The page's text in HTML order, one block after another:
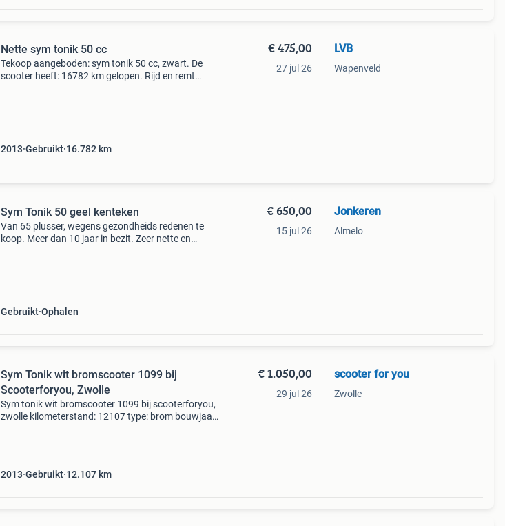
Nette sym tonik 50 cc
Tekoop aangeboden: sym tonik 50 cc, zwart. De
scooter heeft: 16782 km gelopen. Rijd en remt
2013 Gebruikt 16.782 km
€ 475,00
27 jul 26
LVB
Wapenveld
Sym Tonik 50 geel kenteken
Van 65 plusser, wegens gezondheids redenen te
koop. Meer dan 10 jaar in bezit. Zeer nette en
Gebruikt Ophalen
€ 650,00
15 jul 26
Jonkeren
Almelo
Sym Tonik wit bromscooter 1099 bij
Scooterforyou, Zwolle
Sym tonik wit bromscooter 1099 bij scooterforyou,
zwolle kilometerstand: 12107 type: brom bouwjaar:
2013 Gebruikt 12.107 km
€ 1.050,00
29 jul 26
scooter for you
Zwolle